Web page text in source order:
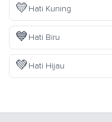
💛Hati Kuning
💙Hati Biru
💚Hati Hijau